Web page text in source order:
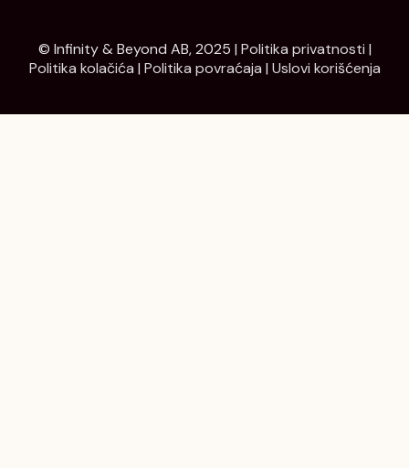
© Infinity & Beyond AB, 2025 | Politika privatnosti |
Politika kolačića | Politika povraćaja | Uslovi korišćenja